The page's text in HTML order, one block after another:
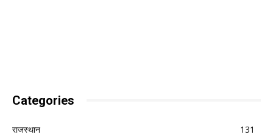
Categories
राजस्थान
131